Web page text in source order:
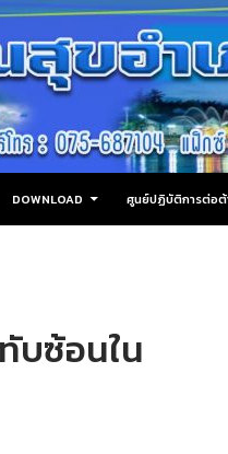
DOWNLOAD ศูนย์ปฏิบัติการต่อต้
บซ้อนใน